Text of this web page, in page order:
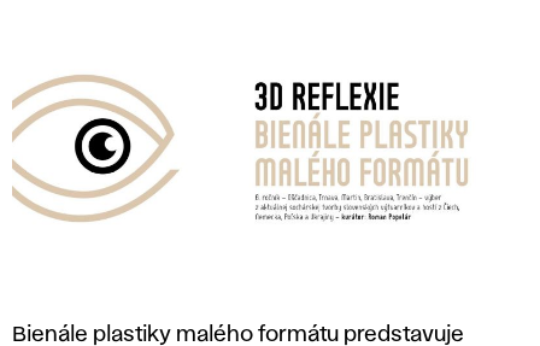
Bienále plastiky malého formátu predstavuje